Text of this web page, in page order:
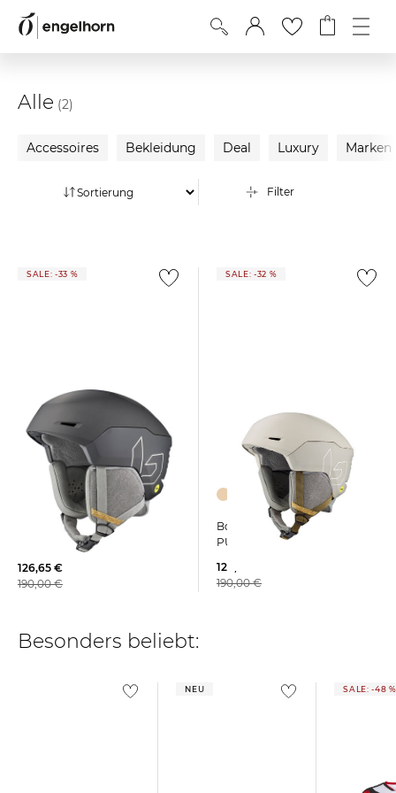
Alle (2)
Accessoires Bekleidung Deal Luxury Marken
Filter
SALE: -33 %
PURE MIPS
126,65 €
190,00 €
SALE: -32 %
Bollé | Skihelm ECO RYFT
PURE MIPS
129,00 €
190,00 €
Besonders beliebt:
NEU SALE: -48 %